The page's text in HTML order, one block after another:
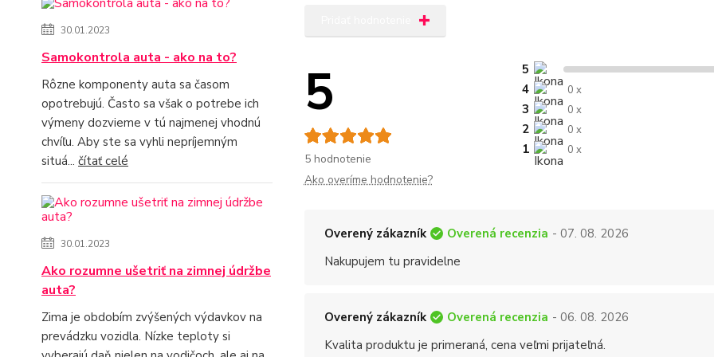
30.01.2023
Samokontrola auta - ako na to?
Rôzne komponenty auta sa časom
opotrebujú. Často sa však o potrebe ich
výmeny dozvieme v tú najmenej vhodnú
chvíľu. Aby ste sa vyhli nepríjemným
situá... čítať celé
30.01.2023
Ako rozumne ušetriť na zimnej údržbe
auta?
Zima je obdobím zvýšených výdavkov na
prevádzku vozidla. Nízke teploty si
5
5 hodnotenie
5
4
0 x
3 0 x
2 0 x
1 0 x
Ako overíme hodnotenie?
Overený zákazník Overená recenzia - 07. 08. 2026
Nakupujem tu pravidelne
Overený zákazník Overená recenzia - 06. 08. 2026
Kvalita produktu je primeraná, cena veľmi prijateľná.